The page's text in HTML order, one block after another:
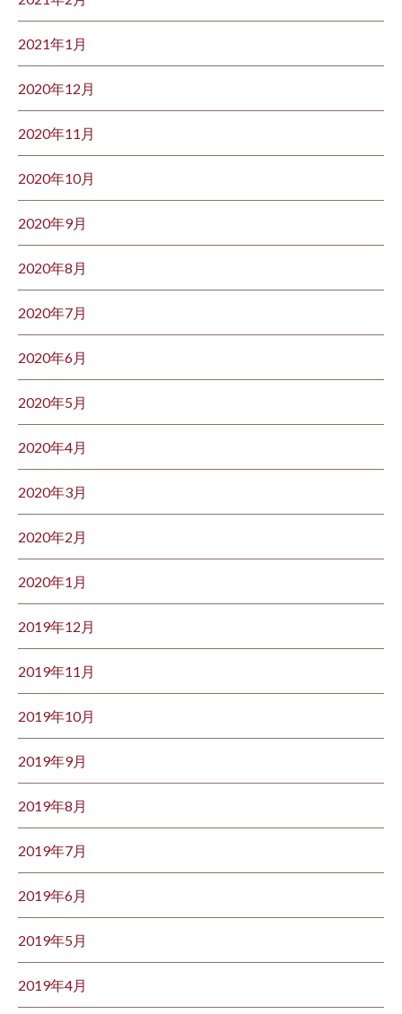
2021年1月
2020年12月
2020年11月
2020年10月
2020年9月
2020年8月
2020年7月
2020年6月
2020年5月
2020年4月
2020年3月
2020年2月
2020年1月
2019年12月
2019年11月
2019年10月
2019年9月
2019年8月
2019年7月
2019年6月
2019年5月
2019年4月